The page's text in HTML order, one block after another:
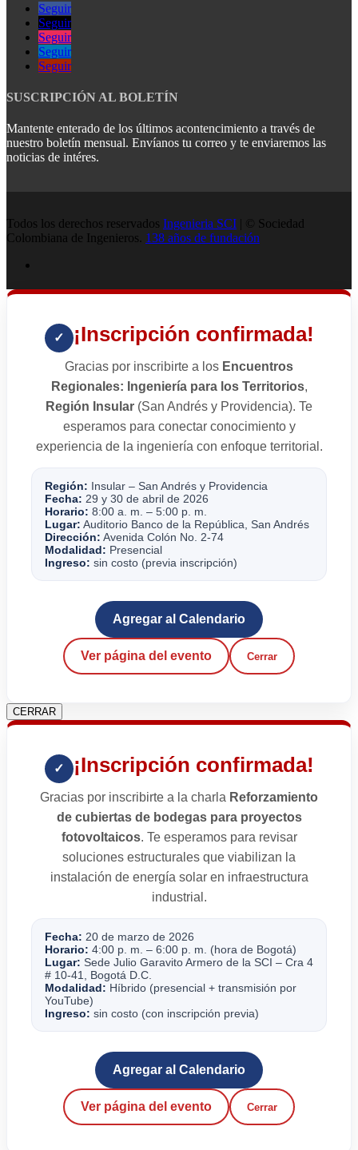
Seguir
Seguir
Seguir
Seguir
Seguir
SUSCRIPCIÓN AL BOLETÍN
Mantente enterado de los últimos acontencimiento a través de
nuestro boletín mensual. Envíanos tu correo y te enviaremos las
noticias de intéres.
Todos los derechos reservados Ingenieria SCI | © Sociedad
Colombiana de Ingenieros. 138 años de fundación
✓ ¡Inscripción confirmada!
Gracias por inscribirte a los Encuentros
Regionales: Ingeniería para los Territorios,
Región Insular (San Andrés y Providencia). Te
esperamos para conectar conocimiento y
experiencia de la ingeniería con enfoque territorial.
Región: Insular – San Andrés y Providencia
Fecha: 29 y 30 de abril de 2026
Horario: 8:00 a. m. – 5:00 p. m.
Lugar: Auditorio Banco de la República, San Andrés
Dirección: Avenida Colón No. 2-74
Modalidad: Presencial
Ingreso: sin costo (previa inscripción)
Agregar al Calendario
Ver página del evento Cerrar
CERRAR
✓ ¡Inscripción confirmada!
Gracias por inscribirte a la charla Reforzamiento
de cubiertas de bodegas para proyectos
fotovoltaicos. Te esperamos para revisar
soluciones estructurales que viabilizan la
instalación de energía solar en infraestructura
industrial.
Fecha: 20 de marzo de 2026
Horario: 4:00 p. m. – 6:00 p. m. (hora de Bogotá)
Lugar: Sede Julio Garavito Armero de la SCI – Cra 4
# 10-41, Bogotá D.C.
Modalidad: Híbrido (presencial + transmisión por
YouTube)
Ingreso: sin costo (con inscripción previa)
Agregar al Calendario
Ver página del evento Cerrar